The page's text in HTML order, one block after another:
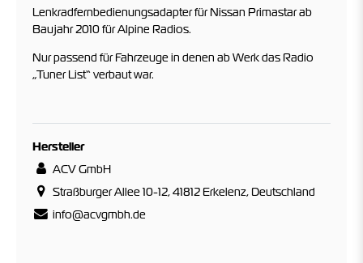
Lenkradfernbedienungsadapter für Nissan Primastar ab
Baujahr 2010 für Alpine Radios.
Nur passend für Fahrzeuge in denen ab Werk das Radio
„Tuner List“ verbaut war.
Hersteller
ACV GmbH
Straßburger Allee 10-12, 41812 Erkelenz, Deutschland
info@acvgmbh.de